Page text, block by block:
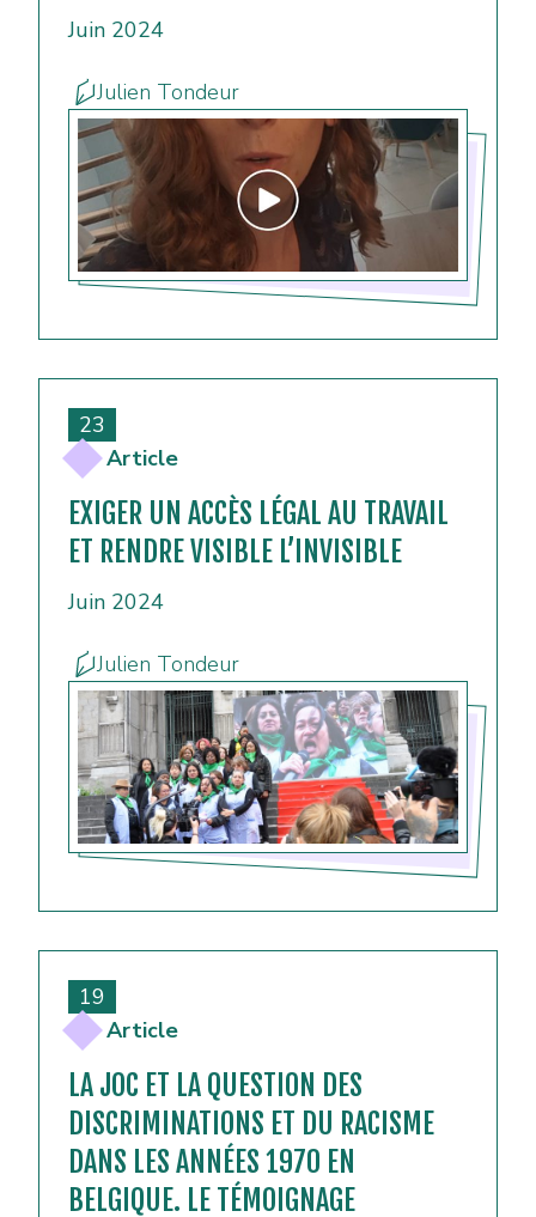
Juin 2024
Julien Tondeur
Article
EXIGER UN ACCÈS LÉGAL AU TRAVAIL
ET RENDRE VISIBLE L’INVISIBLE
Juin 2024
Julien Tondeur
23
Article
LA JOC ET LA QUESTION DES
DISCRIMINATIONS ET DU RACISME
DANS LES ANNÉES 1970 EN
BELGIQUE. LE TÉMOIGNAGE
19